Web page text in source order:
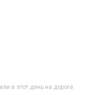
в этот день на дороге.